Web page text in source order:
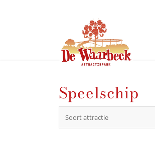
Speelschip
Soort attractie